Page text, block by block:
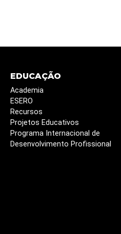
EDUCAÇÃO
Academia
ESERO
Recursos
Projetos Educativos
Programa Internacional de
Desenvolvimento Profissional